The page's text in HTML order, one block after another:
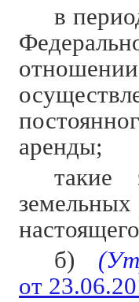
в
аренды;
такие
земельных
б)
от